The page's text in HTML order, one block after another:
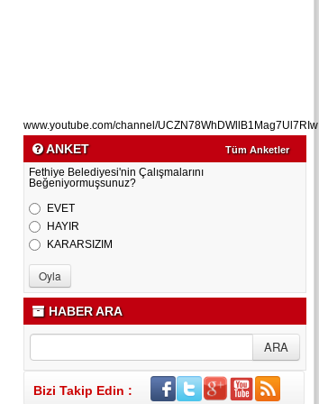
www.youtube.com/channel/UCZN78WhDWllB1Mag7Ul7RIw
ANKET Tüm Anketler
Fethiye Belediyesi'nin Çalışmalarını
Beğeniyormuşsunuz?
EVET
HAYIR
KARARSIZIM
HABER ARA
Bizi Takip Edin :